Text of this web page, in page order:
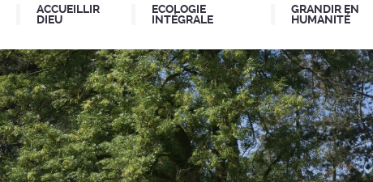
ACCUEILLIR
DIEU
ECOLOGIE
INTÉGRALE
GRANDIR EN
HUMANITÉ